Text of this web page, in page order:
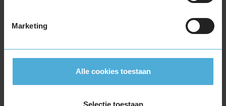
Marketing
Alle cookies toestaan
Selectie toestaan
225/45R18 95V EXTRALOAD
225/55R18 102V EXTRALOAD